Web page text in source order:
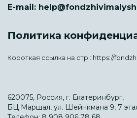
E-mail:
Политика
Короткая ссылка на стр.: https://
620075, Россия, г. Екатеринбург,
БЦ Маршал, ул. Шейнкмана 9, 7